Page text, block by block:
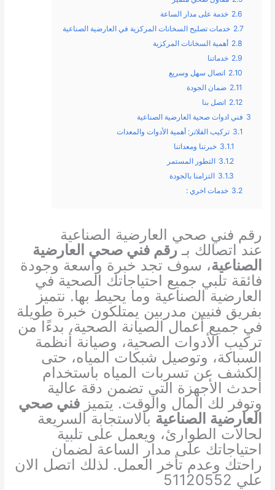
2.6 خدمة على مدار الساعة
2.7 خدمات تصليح السخانات المركزية في العارضية الصناعية
2.8 أهمية السخانات المركزية
2.9 خدماتنا
2.10 اتصال سهل وسريع
2.11 ضمان الجودة
2.12 اتصل بنا
3 فني ادوات صحية العارضية الصناعية
3.1 تركيب الفلاتر: أهمية الأدوات والمعدات
3.1.1 خبرتنا ومعداتنا
3.1.2 التطور المستمر
3.1.3 التزامنا بالجودة
3.2 خدمات اخري :
رقم فني صحي العارضية الصناعية
عند اتصالك بـ رقم فني صحي العارضية
الصناعية، سوف تجد خبرة واسعة وجودة
فائقة تلبي جميع احتياجاتك الصحية في
العارضية الصناعية وما يحيط بها. نتميز
بفريق فنيين مدربين يمتلكون خبرة طويلة
في جميع أعمال الصيانة الصحية، بدءًا من
تركيب الأدوات الصحية، وصيانة أنظمة
السباكة، وتوصيل شبكات المياه، حتى
الكشف عن تسربات المياه باستخدام
أحدث الأجهزة التي تضمن دقة عالية
وتوفر لك المال والوقت. يتميزفني صحي
العارضية الصناعية بالاستجابة السريعة
لحالات الطوارئ، ويعمل على تلبية
احتياجاتك على مدار الساعة لضمان
راحتك وعدم تأخر العمل. لذلك اتصل الان
علي 51120552